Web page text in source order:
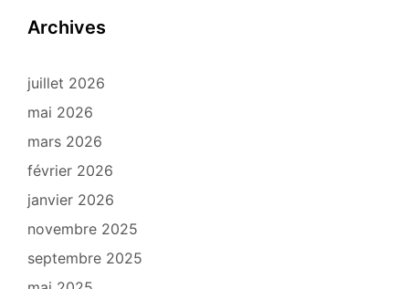
Archives
juillet 2026
mai 2026
mars 2026
février 2026
janvier 2026
novembre 2025
septembre 2025